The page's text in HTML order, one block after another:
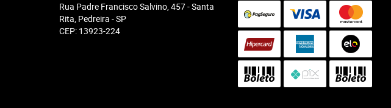
Rua Padre Francisco Salvino, 457-Santa
Rita, Pedreira -SP
CEP: 13923-224